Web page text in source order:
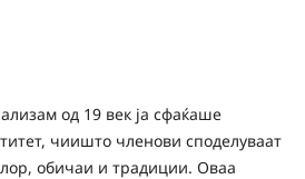
од 19 век ја сфаќаше
чиишто членови споделуваат
обичаи и традиции. Оваа